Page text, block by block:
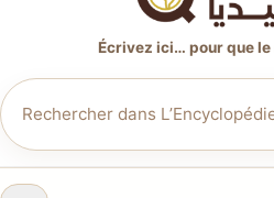
Écrivez ici… pour que le